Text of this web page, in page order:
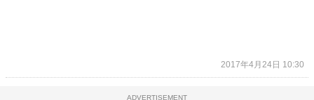
2017年4月24日 10:30
ADVERTISEMENT